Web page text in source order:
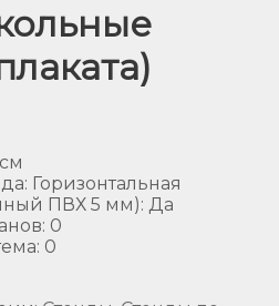
: Горизонтальная
ПВХ 5 мм): Да
: 0
: 0